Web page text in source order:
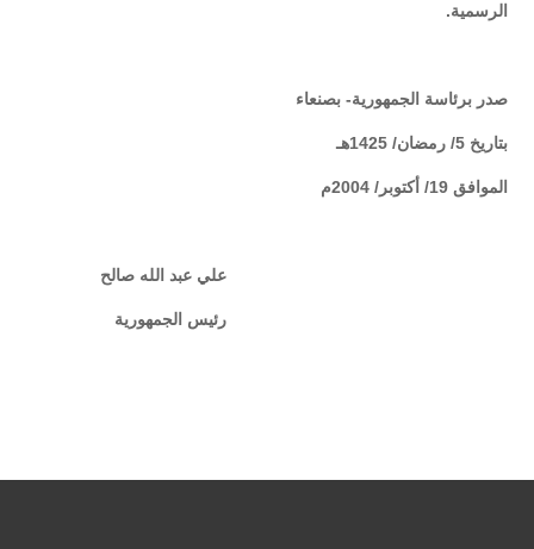
الرسمية.
صدر برئاسة الجمهورية- بصنعاء
بتاريخ 5/ رمضان/ 1425هـ
الموافق 19/ أكتوبر/ 2004م
علي عبد الله صالح
رئيس الجمهورية